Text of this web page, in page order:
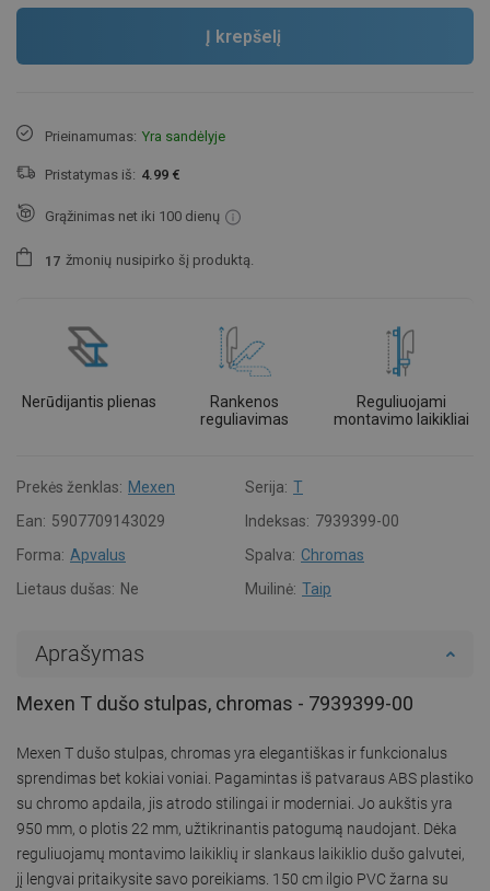
Į krepšelį
Prieinamumas: Yra sandėlyje
Pristatymas iš: 4.99 €
Grąžinimas net iki 100 dienų
1 7 žmonių nusipirko šį produktą.
Nerūdijantis plienas
Rankenos
reguliavimas
Reguliuojami
montavimo laikikliai
Prekės ženklas: Mexen Serija: T
Ean: 5907709143029 Indeksas: 7939399-00
Forma: Apvalus Spalva: Chromas
Lietaus dušas: Ne Muilinė: Taip
Aprašymas
Mexen T dušo stulpas, chromas - 7939399-00
Mexen T dušo stulpas, chromas yra elegantiškas ir funkcionalus
sprendimas bet kokiai voniai. Pagamintas iš patvaraus ABS plastiko
su chromo apdaila, jis atrodo stilingai ir moderniai. Jo aukštis yra
950 mm, o plotis 22 mm, užtikrinantis patogumą naudojant. Dėka
reguliuojamų montavimo laikiklių ir slankaus laikiklio dušo galvutei,
jį lengvai pritaikysite savo poreikiams. 150 cm ilgio PVC žarna su